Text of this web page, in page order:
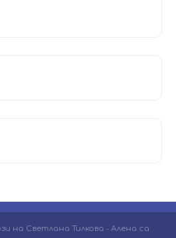
на Светлана Тилкова - Алена са